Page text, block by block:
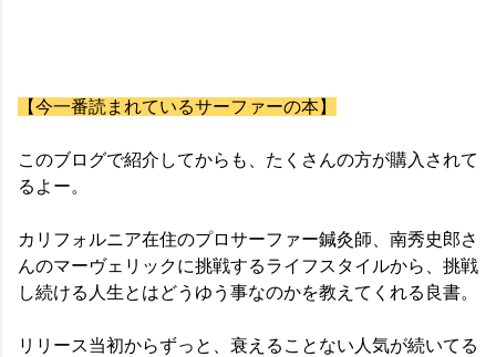
【今一番読まれているサーファーの本】
このブログで紹介してからも、たくさんの方が購入されて
るよー。
カリフォルニア在住のプロサーファー鍼灸師、南秀史郎さ
んのマーヴェリックに挑戦するライフスタイルから、挑戦
し続ける人生とはどうゆう事なのかを教えてくれる良書。
リリース当初からずっと、衰えることない人気が続いてる